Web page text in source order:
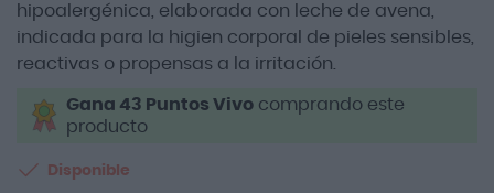
hipoalergénica, elaborada con leche de avena,
indicada para la higien corporal de pieles sensibles,
reactivas o propensas a la irritación.
Gana 43 Puntos Vivo comprando este
producto
Disponible